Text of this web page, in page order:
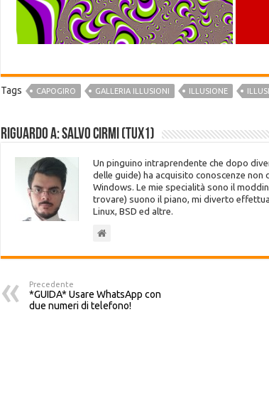
Tags CAPOGIRO GALLERIA ILLUSIONI ILLUSIONE
Riguardo a: Salvo Cirmi (Tux1)
Un pinguino intraprendente che dopo
delle guide) ha acquisito conoscenze
Windows. Le mie specialità sono il
trovare) suono il piano, mi diverto
Linux, BSD ed altre.
Precedente
*GUIDA* Usare WhatsApp con
due numeri di telefono!